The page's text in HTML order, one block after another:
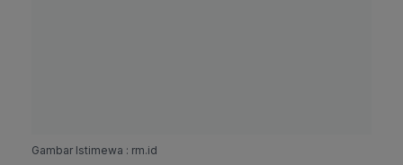
Gambar Istimewa : rm.id